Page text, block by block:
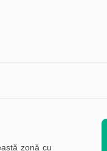
zonă cu